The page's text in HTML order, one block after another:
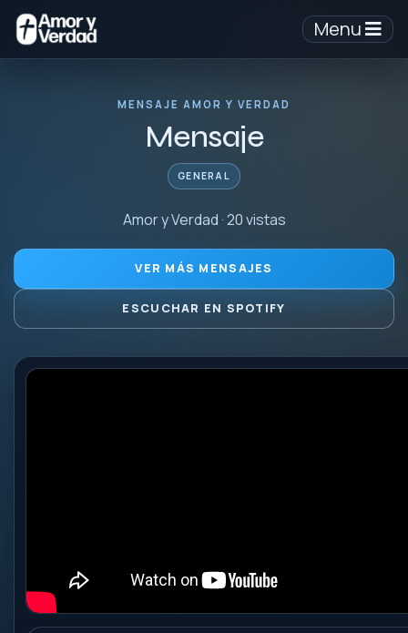
Menu
MENSAJE AMOR Y VERDAD
Mensaje
GENERAL
Amor y Verdad · 20 vistas
VER MÁS MENSAJES
ESCUCHAR EN SPOTIFY